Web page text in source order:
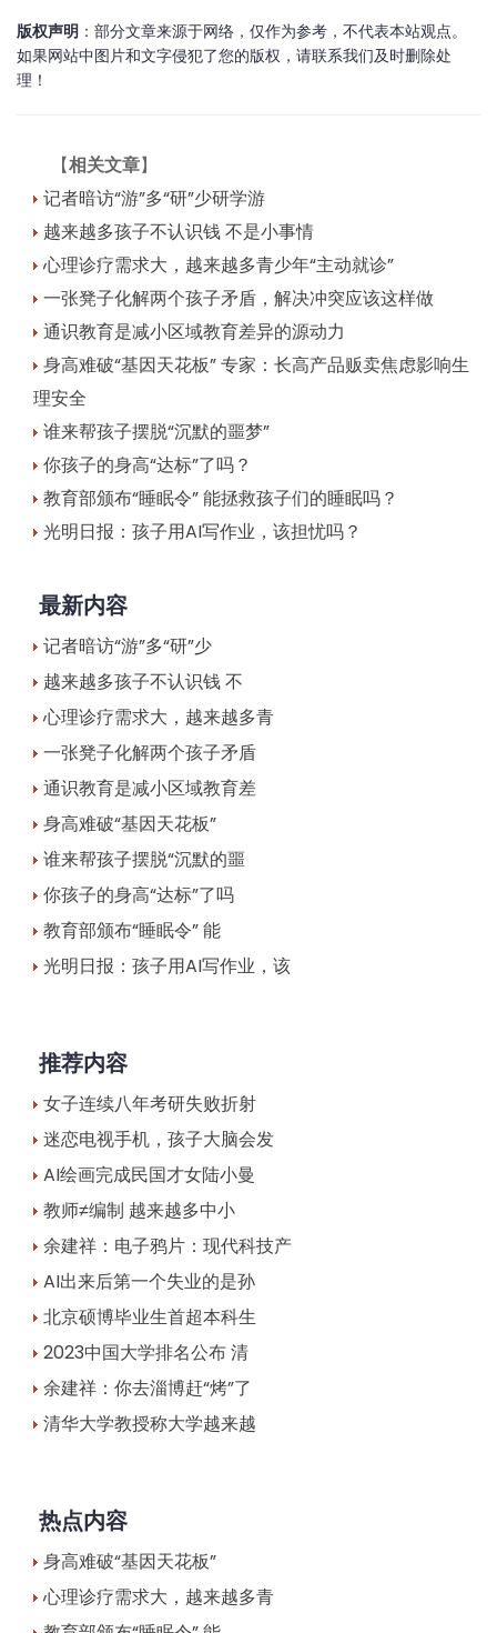
版权声明 ：部分文章来源于网络，仅作为参考，不代表本站观点。
如果网站中图片和文字侵犯了您的版权，请联系我们及时删除处
理！
【相关文章】
记者暗访“游”多“研”少研学游
越来越多孩子不认识钱 不是小事情
心理诊疗需求大，越来越多青少年“主动就诊”
一张凳子化解两个孩子矛盾，解决冲突应该这样做
通识教育是减小区域教育差异的源动力
身高难破“基因天花板” 专家：长高产品贩卖焦虑影响生
理安全
谁来帮孩子摆脱“沉默的噩梦”
你孩子的身高“达标”了吗？
教育部颁布“睡眠令” 能拯救孩子们的睡眠吗？
光明日报：孩子用AI写作业，该担忧吗？
最新内容
记者暗访“游”多“研”少
越来越多孩子不认识钱 不
心理诊疗需求大，越来越多青
一张凳子化解两个孩子矛盾
通识教育是减小区域教育差
身高难破“基因天花板”
谁来帮孩子摆脱“沉默的噩
你孩子的身高“达标”了吗
教育部颁布“睡眠令” 能
光明日报：孩子用AI写作业，该
推荐内容
女子连续八年考研失败折射
迷恋电视手机，孩子大脑会发
AI绘画完成民国才女陆小曼
教师≠编制 越来越多中小
余建祥：电子鸦片：现代科技产
AI出来后第一个失业的是孙
北京硕博毕业生首超本科生
2023中国大学排名公布 清
余建祥：你去淄博赶“烤”了
清华大学教授称大学越来越
热点内容
身高难破“基因天花板”
心理诊疗需求大，越来越多青